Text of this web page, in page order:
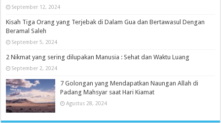
September 12, 2024
Kisah Tiga Orang yang Terjebak di Dalam Gua dan Bertawasul Dengan
Beramal Saleh
September 5, 2024
2 Nikmat yang sering dilupakan Manusia : Sehat dan Waktu Luang
September 2, 2024
7 Golongan yang Mendapatkan Naungan Allah di
Padang Mahsyar saat Hari Kiamat
Agustus 28, 2024